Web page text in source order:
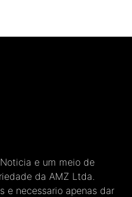
e um meio de
da AMZ Ltda.
e necessario apenas dar